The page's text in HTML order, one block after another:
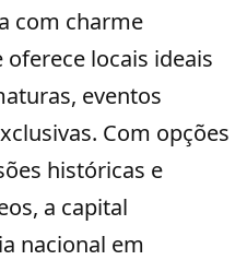
com charme
locais ideais
eventos
Com opções
históricas e
a capital
nacional em